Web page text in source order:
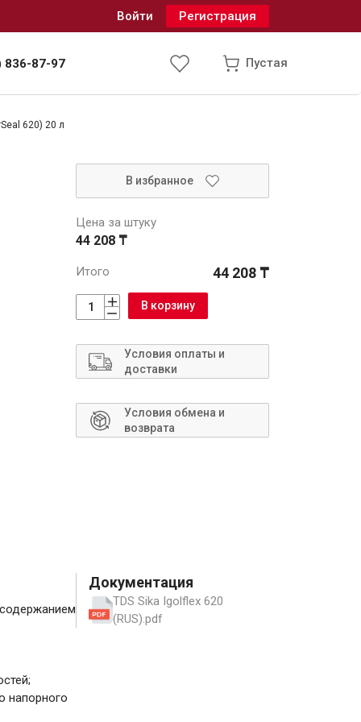
620) 20 л
В избранное
Цена за штуку
44 208 ₸
Итого 44 208 ₸
В корзину
Условия оплаты и
доставки
Условия обмена и
возврата
напорного
Документация
TDS Sika Igolflex 620
(RUS).pdf
Войти Регистрация
836-87-97 Пустая
и водоотведение
Сантехника